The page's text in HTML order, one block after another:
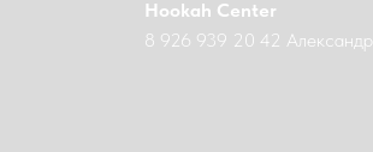
Hookah Center
8 926 939 20 42 Александр